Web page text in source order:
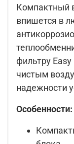
Компактный
впишется в
фильтру
чистым
надежности
Особенности: